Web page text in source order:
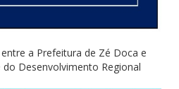
a Prefeitura de Zé Doca e
Desenvolvimento Regional